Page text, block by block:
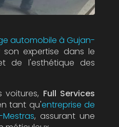
automobile à Gujan-
expertise dans le
de l'esthétique des
voitures, Full Services
tant qu'entreprise de
, assurant une